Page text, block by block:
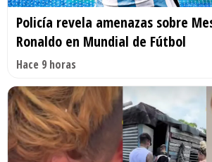
Policía revela amenazas sobre
Ronaldo en Mundial de Fútbol
Hace 9 horas